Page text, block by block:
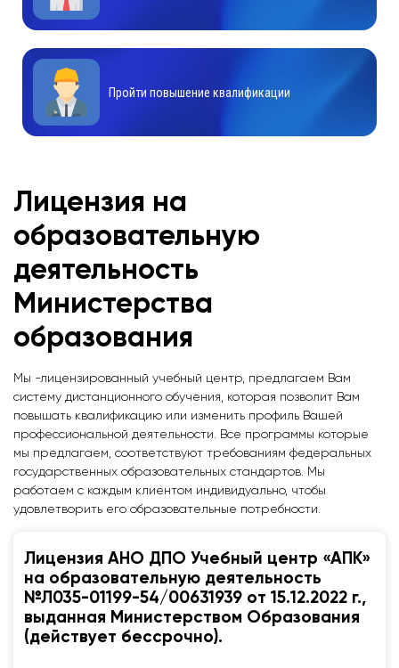
Пройти повышение квалификации
Лицензия на
образовательную
деятельность
Министерства
образования
Мы -лицензированный учебный центр, предлагаем Вам
систему дистанционного обучения, которая позволит Вам
повышать квалификацию или изменить профиль Вашей
профессиональной деятельности. Все программы которые
мы предлагаем, соответствуют требованиям федеральных
государственных образовательных стандартов. Мы
работаем с каждым клиентом индивидуально, чтобы
удовлетворить его образовательные потребности.
Лицензия АНО ДПО Учебный центр «АПК»
на образовательную деятельность
№Л035-01199-54/00631939 от 15.12.2022 г.,
выданная Министерством Образования
(действует бессрочно).